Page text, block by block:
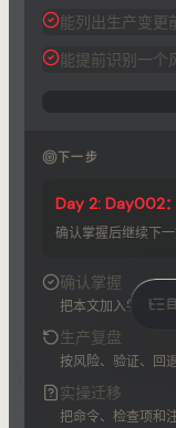
能列出生产变更
能提前识别一个
下一步
Day 2: Day002
确认掌握后继续下
确认掌握
把本文加入学习记
生产复盘
按风险、验证、回
实操迁移
把命令、检查项和